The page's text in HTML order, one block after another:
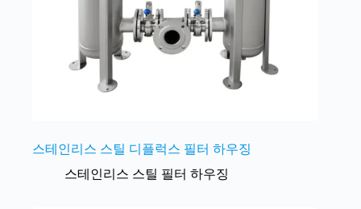
스테인리스 스틸 디플럭스 필터 하우징
스테인리스 스틸 필터 하우징